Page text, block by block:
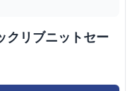
クリブニットセー